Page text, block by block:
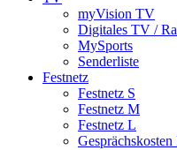
myVision TV
Digitales TV /
MySports
Senderliste
Festnetz
Festnetz S
Festnetz M
Festnetz L
Gesprächskosten